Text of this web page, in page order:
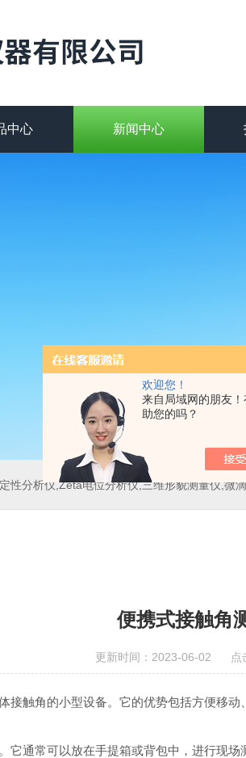
欢迎您！
来自局域网的朋友
助您的吗？
中心 新闻中心
位分析仪,三维形貌测量仪,微滴脱粘测量仪,扩张流变测量仪
便携式接触角
更新时间：2023-06-02 点
接触角的小型设备。它的优势包括方便移动
通常可以放在手提箱或背包中，进行现场